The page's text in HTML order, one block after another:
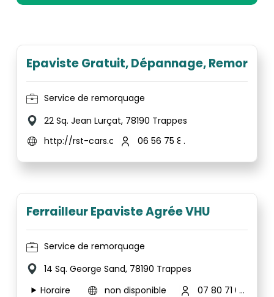
Epaviste Gratuit, Dépannage,
Service de remorquage
22 Sq. Jean Lurçat, 78190 Trappes
http://rst-cars.com/
06 56 75 85 98
Ferrailleur Epaviste Agrée VHU
Service de remorquage
14 Sq. George Sand, 78190 Trappes
Horaire
non disponible 07 80 71 06 16